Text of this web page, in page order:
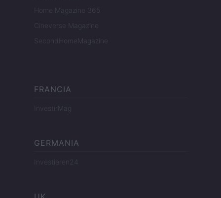
Home Magazine 365
Cineverse Magazine
SecondHomeMagazine
FRANCIA
InvestirMag
GERMANIA
Investieren24